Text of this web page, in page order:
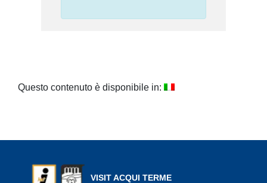
Questo contenuto è disponibile in:
VISIT ACQUI TERME